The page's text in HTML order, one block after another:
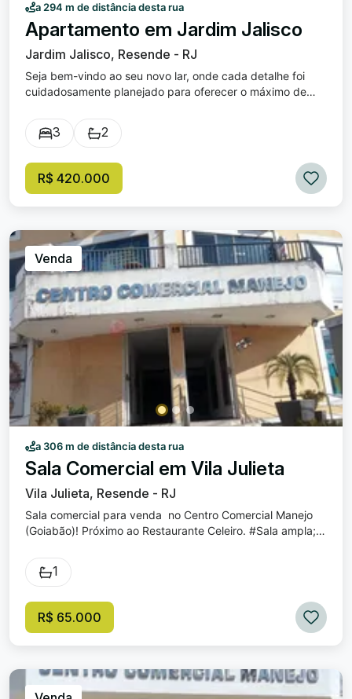
a 294 m de distância desta rua
Apartamento em Jardim Jalisco
Jardim Jalisco, Resende - RJ
Seja bem-vindo ao seu novo lar, onde cada detalhe foi
cuidadosamente planejado para oferecer o máximo de
este apartamento é a opção perfeita para quem busca
sofisticação e modernidade. Com uma disposição
experiência única de moradia, mesmo sem apresentar
quartos ou salas convencionais. Embora não disponha de
tradicional ao reinventar o uso das áreas disponíveis. Esta
é sua chance de adquirir um imóvel irreverente, que
quebra paradigmas e surpreende em cada metro
quadrado. Venha visitar e descubra novas possibilidades
de viver com estilo e elegância. Disponível para venda ,
este é um investimento em qualidade de vida no coração
da cidade.
3 2
R$ 420.000
Venda
a 306 m de distância desta rua
Sala Comercial em Vila Julieta
Vila Julieta, Resende - RJ
Sala comercial para venda no Centro Comercial Manejo
(Goiabão)! Próximo ao Restaurante Celeiro. #Sala ampla;
R$ 65.000,00 Condomínio: R$ 850,00 (VALOR
APROXIMADO) OFERTA IMPERDÍVEL, AGENDE UMA
1
R$ 65.000